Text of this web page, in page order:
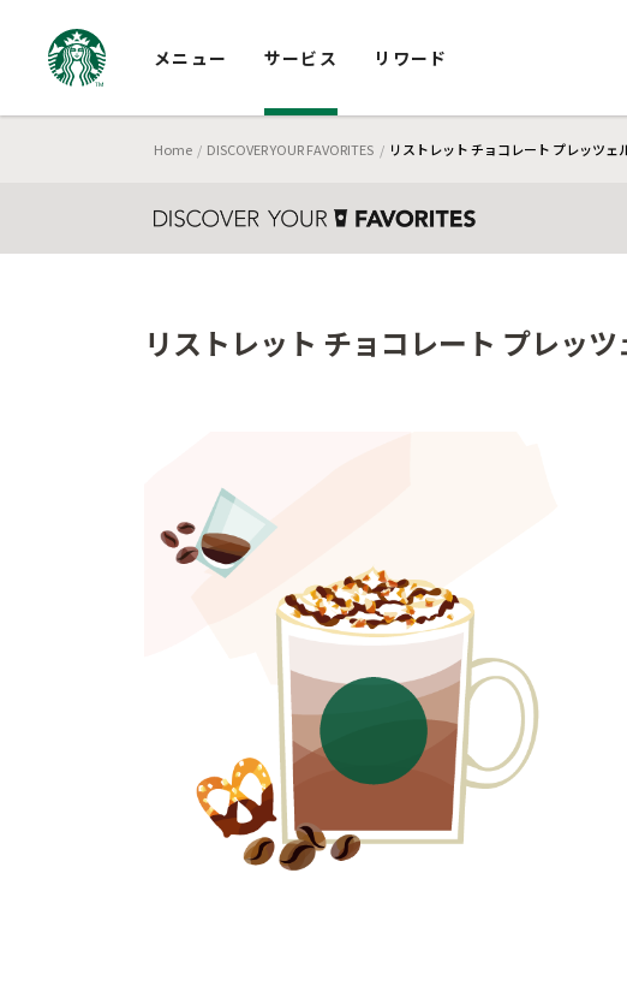
メニュー サービス リワード
Home DISCOVER YOUR FAVORITES リストレット チョコレート プレッツェ
リストレット チョコレート プレッツ